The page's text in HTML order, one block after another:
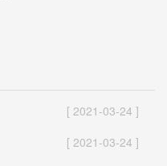
[ 2021-03-24 ]
[ 2021-03-24 ]